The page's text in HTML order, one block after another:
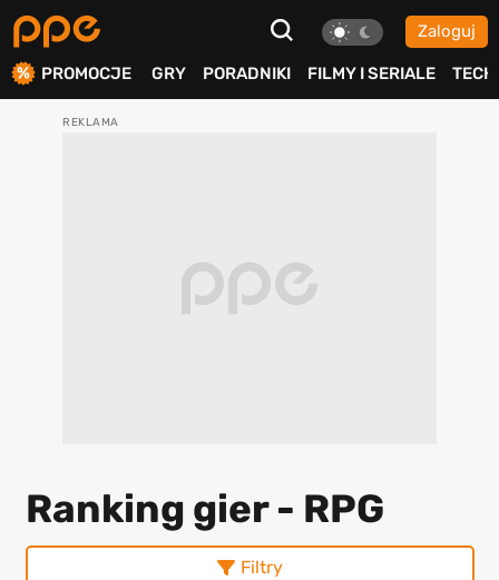
Zaloguj
PROMOCJE GRY PORADNIKI FILMY I SERIALE TECH
Ranking gier - RPG
Filtry